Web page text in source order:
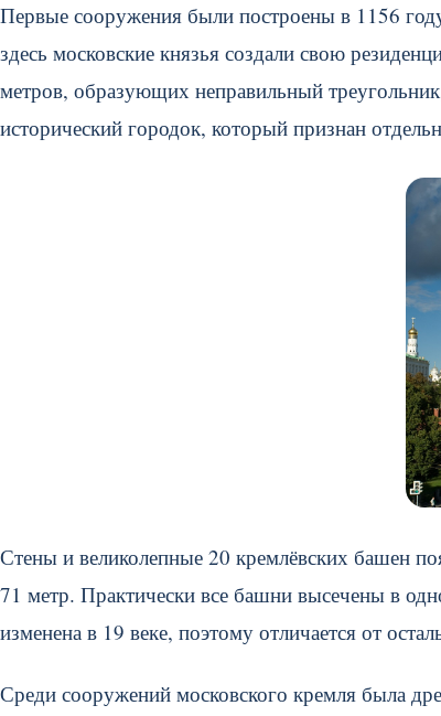
Первые сооружения были построены в 1156
здесь московские князья создали свою
метров, образующих неправильный
исторический городок, который признан
Стены и великолепные 20 кремлёвских башен
71 метр. Практически все башни высечены в
изменена в 19 веке, поэтому отличается от
Среди сооружений московского кремля была